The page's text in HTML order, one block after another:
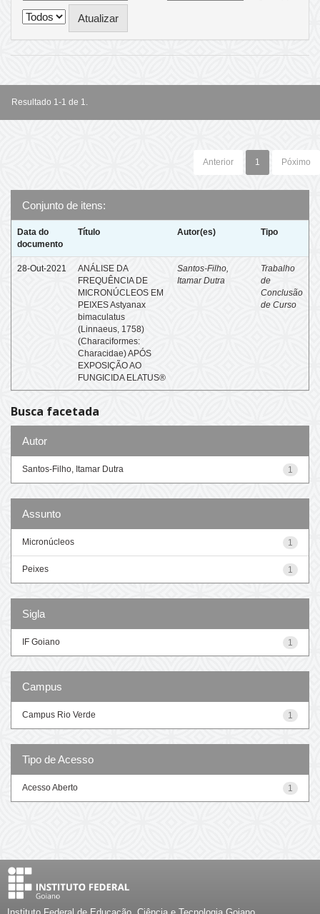
Resultado 1-1 de 1.
Anterior 1 Póximo
Conjunto de itens:
Data do
documento
Título Autor(es) Tipo
28-Out-2021
ANÁLISE DA
FREQUÊNCIA DE
MICRONÚCLEOS EM
PEIXES Astyanax
bimaculatus
(Linnaeus, 1758)
(Characiformes:
Characidae) APÓS
EXPOSIÇÃO AO
FUNGICIDA ELATUS®
Santos-Filho,
Itamar Dutra
Trabalho
de
Conclusão
de Curso
Busca facetada
Autor
1
Santos-Filho, Itamar Dutra
Assunto
1
Micronúcleos
1
Peixes
Sigla
1
IF Goiano
Campus
1
Campus Rio Verde
Tipo de Acesso
1
Acesso Aberto
Instituto Federal de Educação, Ciência e Tecnologia Goiano